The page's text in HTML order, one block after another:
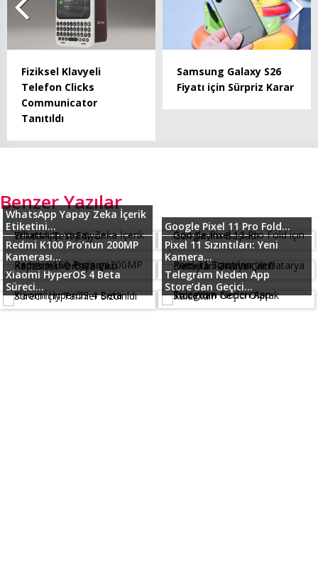
Fiziksel Klavyeli
Telefon Clicks
Communicator
Tanıtıldı
Samsung Galaxy S26
Fiyatı için Sürpriz Karar
Benzer Yazılar
WhatsApp Yapay Zeka İçerik
Etiketini...
Google Pixel 11 Pro Fold...
Redmi K100 Pro’nun 200MP
Kamerası...
Pixel 11 Sızıntıları: Yeni
Kamera...
Xiaomi HyperOS 4 Beta
Süreci...
Telegram Neden App
Store’dan Geçici...